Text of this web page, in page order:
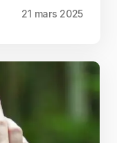
21 mars 2025